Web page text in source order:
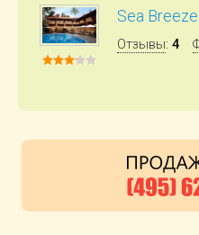
Sea
Отзывы: 4